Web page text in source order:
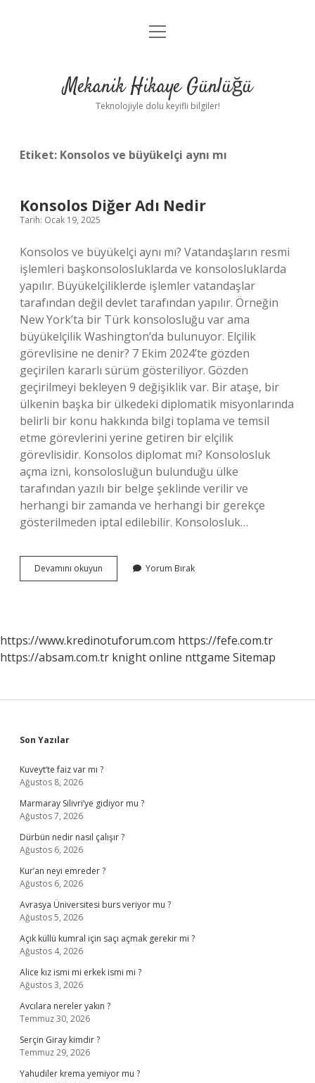
Anasayfa
Yasal Uyarı
menüyü
Mekanik Hikaye Günlüğü
Teknolojiyle dolu keyifli bilgiler!
Etiket: Konsolos ve büyükelçi aynı mı
Konsolos Diğer Adı Nedir
Tarih: Ocak 19, 2025
Konsolos ve büyükelçi aynı mı? Vatandaşların resmi
işlemleri başkonsolosluklarda ve konsolosluklarda
yapılır. Büyükelçiliklerde işlemler vatandaşlar
tarafından değil devlet tarafından yapılır. Örneğin
New York’ta bir Türk konsolosluğu var ama
büyükelçilik Washington’da bulunuyor. Elçilik
görevlisine ne denir? 7 Ekim 2024’te gözden
geçirilen kararlı sürüm gösteriliyor. Gözden
geçirilmeyi bekleyen 9 değişiklik var. Bir ataşe, bir
ülkenin başka bir ülkedeki diplomatik misyonlarında
belirli bir konu hakkında bilgi toplama ve temsil
etme görevlerini yerine getiren bir elçilik
görevlisidir. Konsolos diplomat mı? Konsolosluk
açma izni, konsolosluğun bulunduğu ülke
tarafından yazılı bir belge şeklinde verilir ve
herhangi bir zamanda ve herhangi bir gerekçe
gösterilmeden iptal edilebilir. Konsolosluk…
Devamını okuyun Konsolos
Diğer
Yorum Bırak
https://www.kredinotuforum.com https://fefe.com.tr
https://absam.com.tr knight online nttgame Sitemap
Sidebar
Son Yazılar
Kuveyt’te faiz var mı ?
Ağustos 8, 2026
Marmaray Silivri’ye gidiyor mu ?
Ağustos 7, 2026
Dürbün nedir nasıl çalışır ?
Ağustos 6, 2026
Kur’an neyi emreder ?
Ağustos 6, 2026
Avrasya Üniversitesi burs veriyor mu ?
Ağustos 5, 2026
Açık küllü kumral için saçı açmak gerekir mi ?
Ağustos 4, 2026
Alice kız ismi mi erkek ismi mi ?
Ağustos 3, 2026
Avcılara nereler yakın ?
Temmuz 30, 2026
Serçin Giray kimdir ?
Temmuz 29, 2026
Yahudiler krema yemiyor mu ?